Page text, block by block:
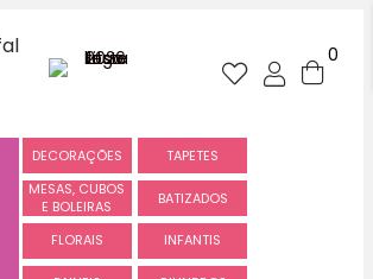
0
DECORAÇÕES
TAPETES
MESAS, CUBOS
E BOLEIRAS
BATIZADOS
FLORAIS INFANTIS